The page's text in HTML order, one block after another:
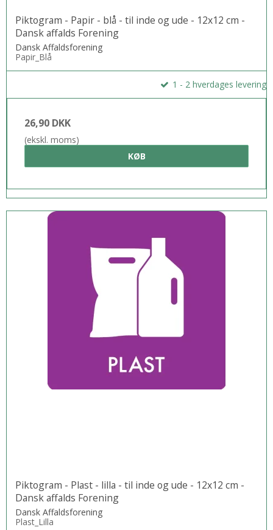
Piktogram - Papir - blå - til inde og ude - 12x12 cm -
Dansk affalds Forening
Dansk Affaldsforening
Papir_Blå
1 - 2 hverdages levering
26,90 DKK
(ekskl. moms)
KØB
Piktogram - Plast - lilla - til inde og ude - 12x12 cm -
Dansk affalds Forening
Dansk Affaldsforening
Plast_Lilla